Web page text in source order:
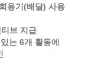
용기(배달) 사용
브 지급
는 6개 활동에